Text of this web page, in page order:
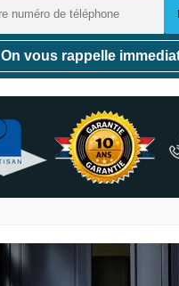
On vous rappelle